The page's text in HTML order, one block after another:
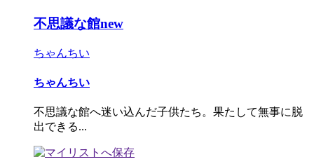
不思議な館new
ちゃんちい
ちゃんちい
不思議な館へ迷い込んだ子供たち。果たして無事に脱
出できる...